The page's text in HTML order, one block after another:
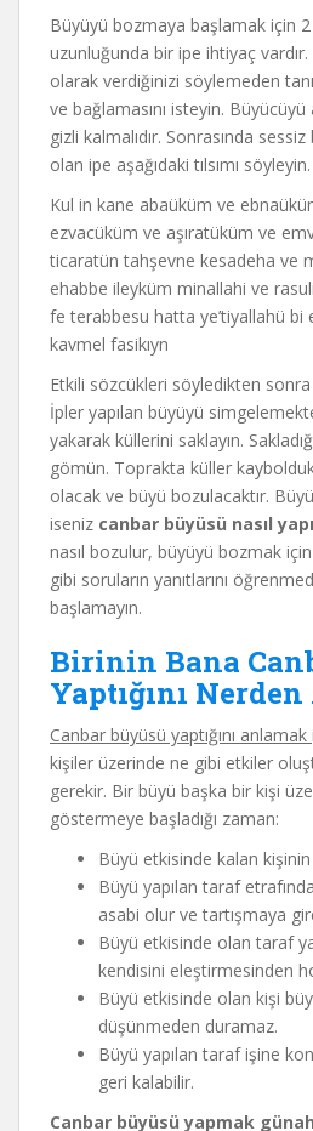
Büyüyü bozmaya başlamak için
uzunluğunda bir ipe ihtiyaç
olarak verdiğinizi söylemeden
ve bağlamasını isteyin.
gizli kalmalıdır. Sonrasında
olan ipe aşağıdaki tılsımı söyleyin.
Kul in kane abaüküm ve
ezvacüküm ve aşıratüküm ve
ticaratün tahşevne kesadeha ve
ehabbe ileyküm minallahi ve
fe terabbesu hatta ye’tiyallahü bi
kavmel fasikıyn
Etkili sözcükleri söyledikten
İpler yapılan büyüyü
yakarak küllerini saklayın.
gömün. Toprakta küller
olacak ve büyü bozulacaktır.
iseniz canbar büyüsü nasıl
nasıl bozulur, büyüyü bozmak
gibi soruların yanıtlarını
başlamayın.
Birinin Bana
Yaptığını
Canbar büyüsü yaptığını anlamak
kişiler üzerinde ne gibi etkiler
gerekir. Bir büyü başka bir kişi
göstermeye başladığı zaman:
Büyü etkisinde kalan kişinin
Büyü yapılan taraf
asabi olur ve tartışmaya
Büyü etkisinde olan taraf
kendisini eleştirmesinden
Büyü etkisinde olan kişi
düşünmeden duramaz.
Büyü yapılan taraf işine
geri kalabilir.
Canbar büyüsü yapmak